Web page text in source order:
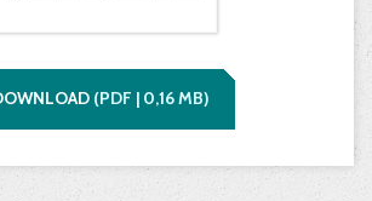
(PDF | 0,16MB)